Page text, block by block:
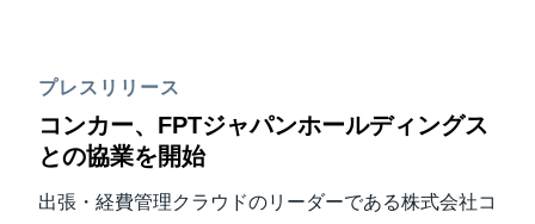
プレスリリース
コンカー、FPTジャパンホールディングス
との協業を開始
出張・経費管理クラウドのリーダーである株式会社コ